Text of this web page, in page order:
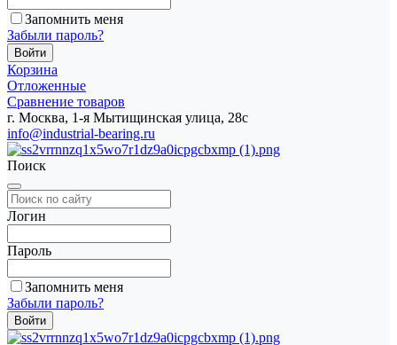
Запомнить меня
Забыли пароль?
Корзина
Отложенные
Сравнение товаров
г. Москва, 1-я Мытищинская улица, 28с
info@industrial-bearing.ru
Поиск
Логин
Пароль
Запомнить меня
Забыли пароль?